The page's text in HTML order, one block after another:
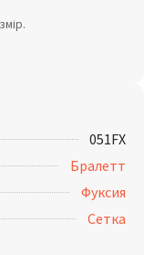
051FX
Бралетт
Фуксия
Cетка